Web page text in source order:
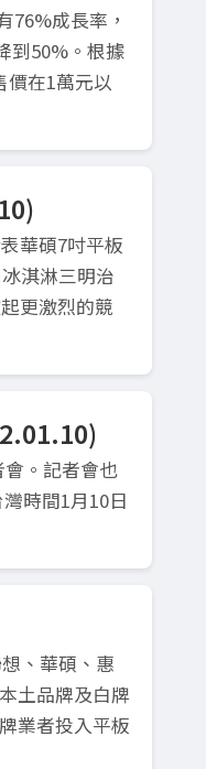
76%成長率，
到50%。根據
價在1萬元以
華碩7吋平板
淇淋三明治
更激烈的競
會。記者會也
時間1月10日
、華碩、惠
土品牌及白牌
業者投入平板